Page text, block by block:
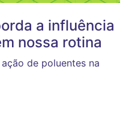
a influência
nossa rotina
de poluentes na